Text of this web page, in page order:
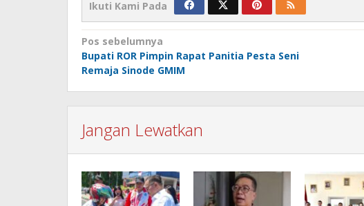
Ikuti Kami Pada
Navigasi
pos
Pos sebelumnya
Bupati ROR Pimpin Rapat Panitia Pesta Seni
Remaja Sinode GMIM
Jangan Lewatkan